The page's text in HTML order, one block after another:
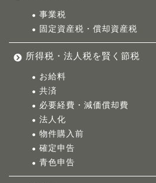
事業税
固定資産税・償却資産税
所得税・法人税を賢く節税
お給料
共済
必要経費・減価償却費
法人化
物件購入前
確定申告
青色申告